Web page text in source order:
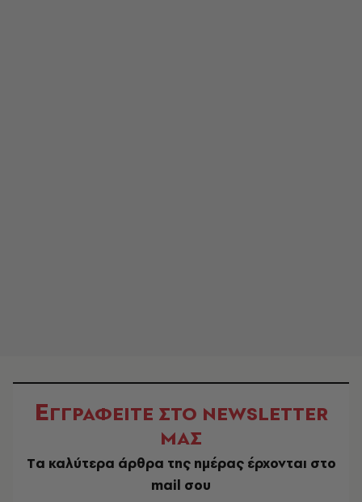
ΕΓΓΡΑΦΕΙΤΕ ΣΤΟ NEWSLETTER
ΜΑΣ
Tα καλύτερα άρθρα της ημέρας έρχονται στο
mail σου